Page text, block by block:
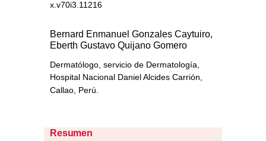
x.v70i3.11216
Bernard Enmanuel Gonzales Caytuiro,
Eberth Gustavo Quijano Gomero
Dermatólogo, servicio de Dermatología,
Hospital Nacional Daniel Alcides Carrión,
Callao, Perú.
Resumen